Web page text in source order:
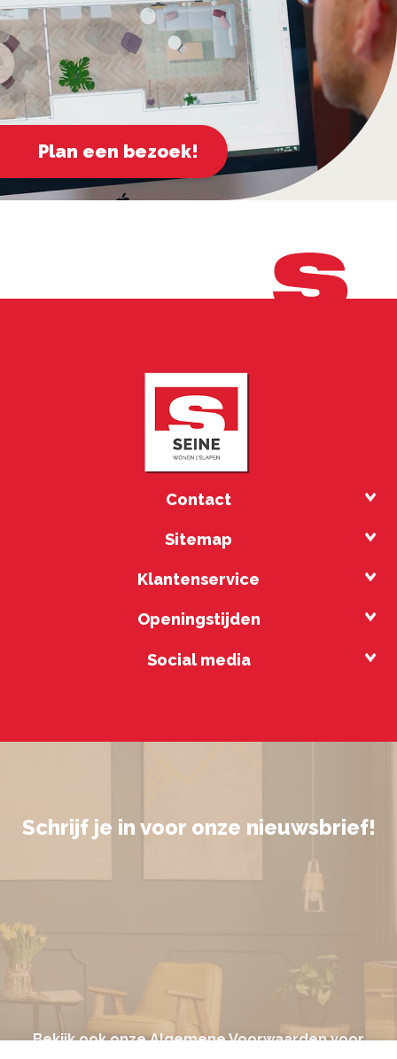
Plan een bezoek!
Contact
Sitemap
Klantenservice
Openingstijden
Social media
Schrijf je in voor onze nieuwsbrief!
Bekijk ook onzeAlgemene Voorwaardenvoor